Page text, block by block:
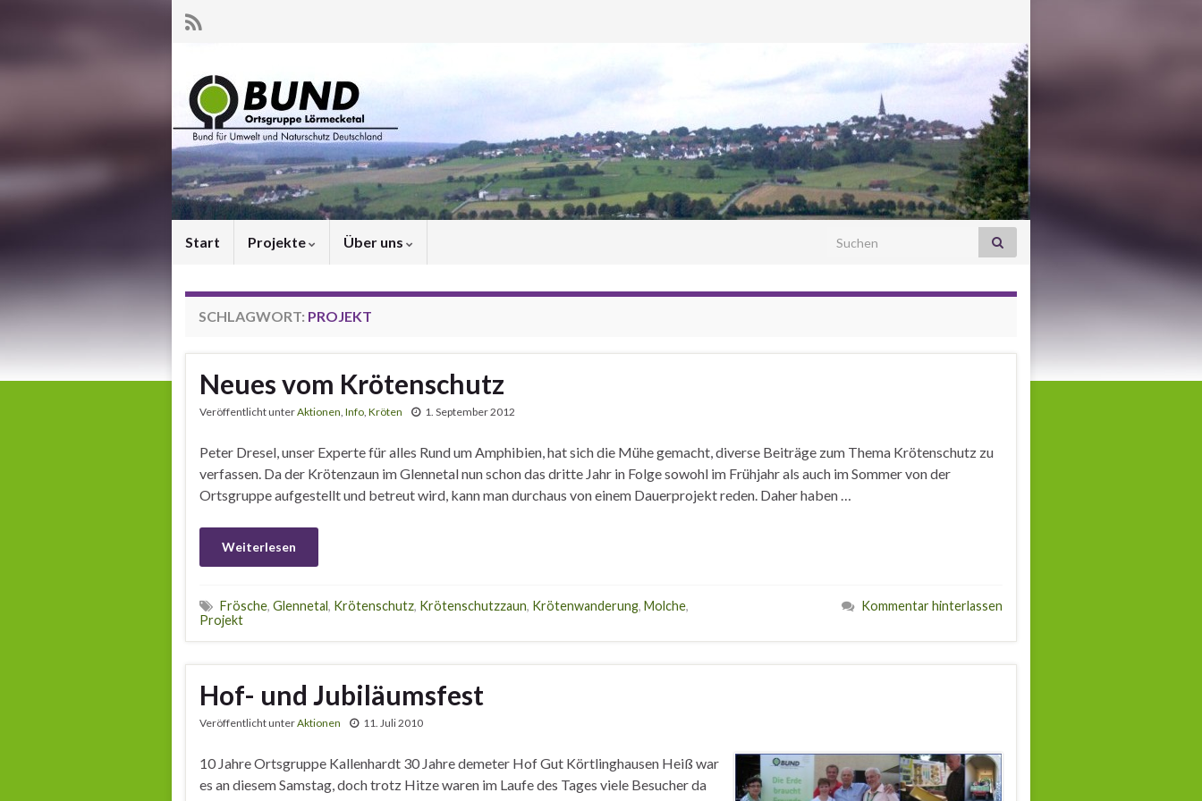
Start Projekte Über uns Search for:
SCHLAGWORT: PROJEKT
Neues vom Krötenschutz
Veröffentlicht unterAktionen, Info, Kröten 1. September 2012
Peter Dresel, unser Experte für alles Rund um Amphibien, hat sich die Mühe gemacht, diverse Beiträge zum Thema Krötenschutz zu
verfassen. Da der Krötenzaun im Glennetal nun schon das dritte Jahr in Folge sowohl im Frühjahr als auch im Sommer von der
Ortsgruppe aufgestellt und betreut wird, kann man durchaus von einem Dauerprojekt reden. Daher haben …
Weiterlesen
Frösche, Glennetal, Krötenschutz, Krötenschutzzaun, Krötenwanderung, Molche,
Projekt
Kommentar hinterlassen
Hof- und Jubiläumsfest
Veröffentlicht unterAktionen 11. Juli 2010
10 Jahre Ortsgruppe Kallenhardt 30 Jahre demeter Hof Gut Körtlinghausen Heiß war
es an diesem Samstag, doch trotz Hitze waren im Laufe des Tages viele Besucher da